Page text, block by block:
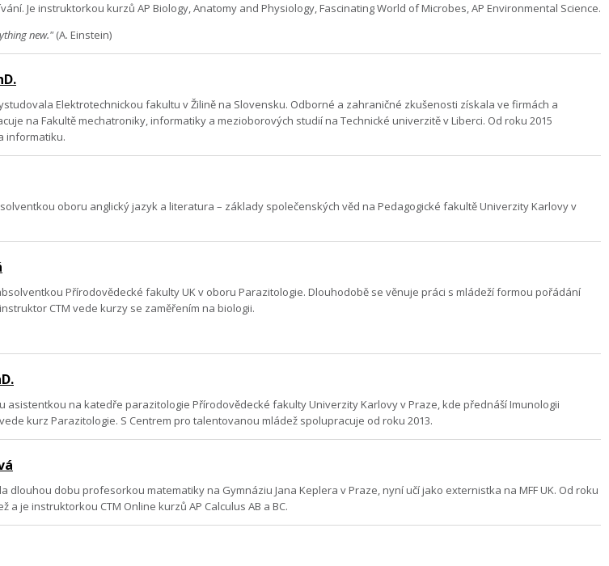
Je instruktorkou kurzů AP Biology, Anatomy and Physiology, Fascinating World of Microbes, AP Environmental Science.
new." (A. Einstein)
Elektrotechnickou fakultu v Žilině na Slovensku. Odborné a zahraničné zkušenosti získala ve firmách a
na Fakultě mechatroniky, informatiky a mezioborových studií na Technické univerzitě v Liberci. Od roku 2015
informatiku.
oboru anglický jazyk a literatura – základy společenských věd na Pedagogické fakultě Univerzity Karlovy v
Přírodovědecké fakulty UK v oboru Parazitologie. Dlouhodobě se věnuje práci s mládeží formou pořádání
CTM vede kurzy se zaměřením na biologii.
asistentkou na katedře parazitologie Přírodovědecké fakulty Univerzity Karlovy v Praze, kde přednáší Imunologii
kurz Parazitologie. S Centrem pro talentovanou mládež spolupracuje od roku 2013.
dlouhou dobu profesorkou matematiky na Gymnáziu Jana Keplera v Praze, nyní učí jako externistka na MFF UK. Od roku
je instruktorkou CTM Online kurzů AP Calculus AB a BC.